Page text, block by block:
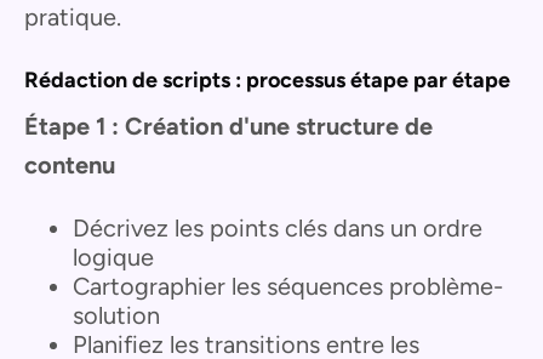
pratique.
Rédaction de scripts : processus étape par étape
Étape 1 : Création d'une structure de
contenu
Décrivez les points clés dans un ordre
logique
Cartographier les séquences problème-
solution
Planifiez les transitions entre les